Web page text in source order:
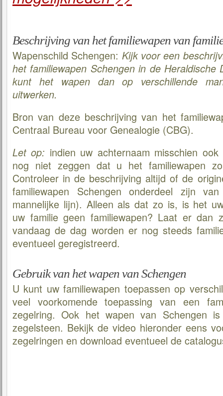
Beschrijving van het familiewapen van
Wapenschild Schengen: Kijk voor een
het familiewapen Schengen in de Heraldische
kunt het wapen dan op verschillende
uitwerken.
Bron van deze beschrijving van het
Centraal Bureau voor Genealogie (CBG).
Let op: indien uw achternaam misschien
nog niet zeggen dat u het familiewapen
Controleer in de beschrijving altijd of de
familiewapen Schengen onderdeel zijn
mannelijke lijn). Alleen als dat zo is, is het
uw familie geen familiewapen? Laat er dan
vandaag de dag worden er nog steeds
eventueel geregistreerd.
Gebruik van het wapen van Schengen
U kunt uw familiewapen toepassen op
veel voorkomende toepassing van een
zegelring. Ook het wapen van Schengen
zegelsteen. Bekijk de video hieronder eens
zegelringen en download eventueel de